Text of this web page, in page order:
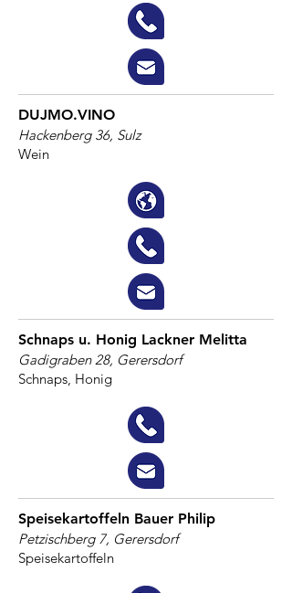
DUJMO.VINO
Hackenberg 36, Sulz
Wein
Schnaps u. Honig Lackner Melitta
Gadigraben 28, Gerersdorf
Schnaps, Honig
Speisekartoffeln Bauer Philip
Petzischberg 7, Gerersdorf
Speisekartoffeln